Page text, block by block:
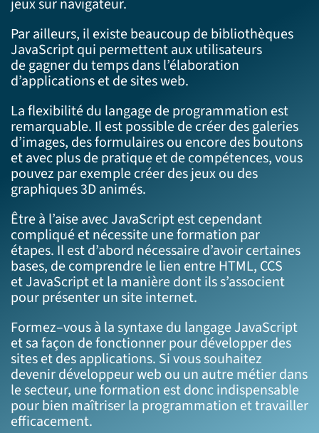
jeuxsur navigateur.
Par ailleurs, il existe beaucoup de bibliothèques
JavaScriptqui permettent aux utilisateurs
degagner du temps dans l’élaboration
d’applications et de sites web.
La flexibilitédu langage de programmation est
remarquable. Il est possiblede créer desgaleries
d’images, des formulairesou encoredes boutons
et avec plus de pratique et decompétences, vous
pouvez par exemplecréer des jeuxou des
graphiques 3D animés.
Être à l’aise avec JavaScriptestcependant
compliqué et nécessite uneformation par
étapes. Il est d’abord nécessaire d’avoir certaines
bases, de comprendre le lien entre HTML, CCS
etJavaScriptet la manière dont ils s’associent
pour présenter un site internet.
Formez–vous à la syntaxe du langage JavaScript
et sa façon defonctionner pour développerdes
sites et des applications. Si vous souhaitez
devenir développeur web ou un autre métier dans
le secteur, une formation estdoncindispensable
pour bien maîtriser la programmation et travailler
efficacement.